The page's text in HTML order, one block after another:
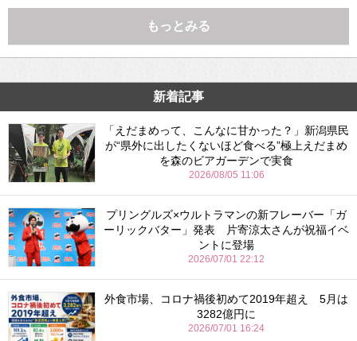
もっとみる
新着記事
「えだまめって、こんなに甘かった？」新潟県民
が“県外に出したくないほど食べる”極上えだまめ
を森のビアガーデンで実食
2026/08/05 11:06
プリングルズ×ウルトラマンの新フレーバー「ガ
ーリックバター」発表 片寄涼太さんが祝福イベ
ントに登場
2026/07/01 22:12
外食市場、コロナ禍後初めて2019年超え 5月は
3282億円に
2026/07/01 16:24